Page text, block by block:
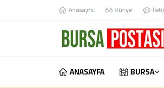
Anasayfa Künye
ANASAYFA BURSA